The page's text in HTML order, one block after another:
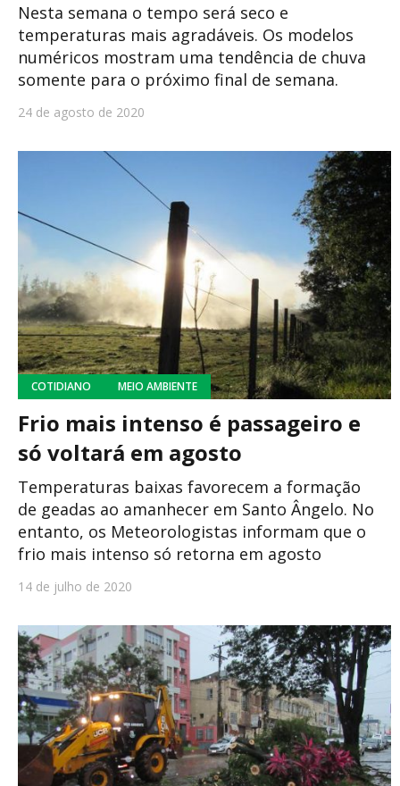
Nesta semana o tempo será seco e
temperaturas mais agradáveis. Os modelos
numéricos mostram uma tendência de chuva
somente para o próximo final de semana.
24 de agosto de 2020
COTIDIANO MEIO AMBIENTE
Frio mais intenso é passageiro e
só voltará em agosto
Temperaturas baixas favorecem a formação
de geadas ao amanhecer em Santo Ângelo. No
entanto, os Meteorologistas informam que o
frio mais intenso só retorna em agosto
14 de julho de 2020